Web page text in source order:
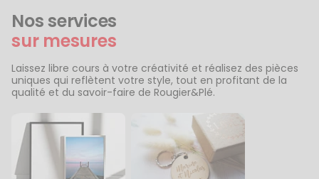
Nos services
sur mesures
Laissez libre cours à votre créativité et réalisez des pièces
uniques qui reflètent votre style, tout en profitant de la
qualité et du savoir-faire de Rougier&Plé.